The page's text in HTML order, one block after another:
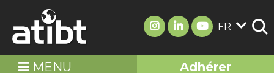
FR
MENU Adhérer